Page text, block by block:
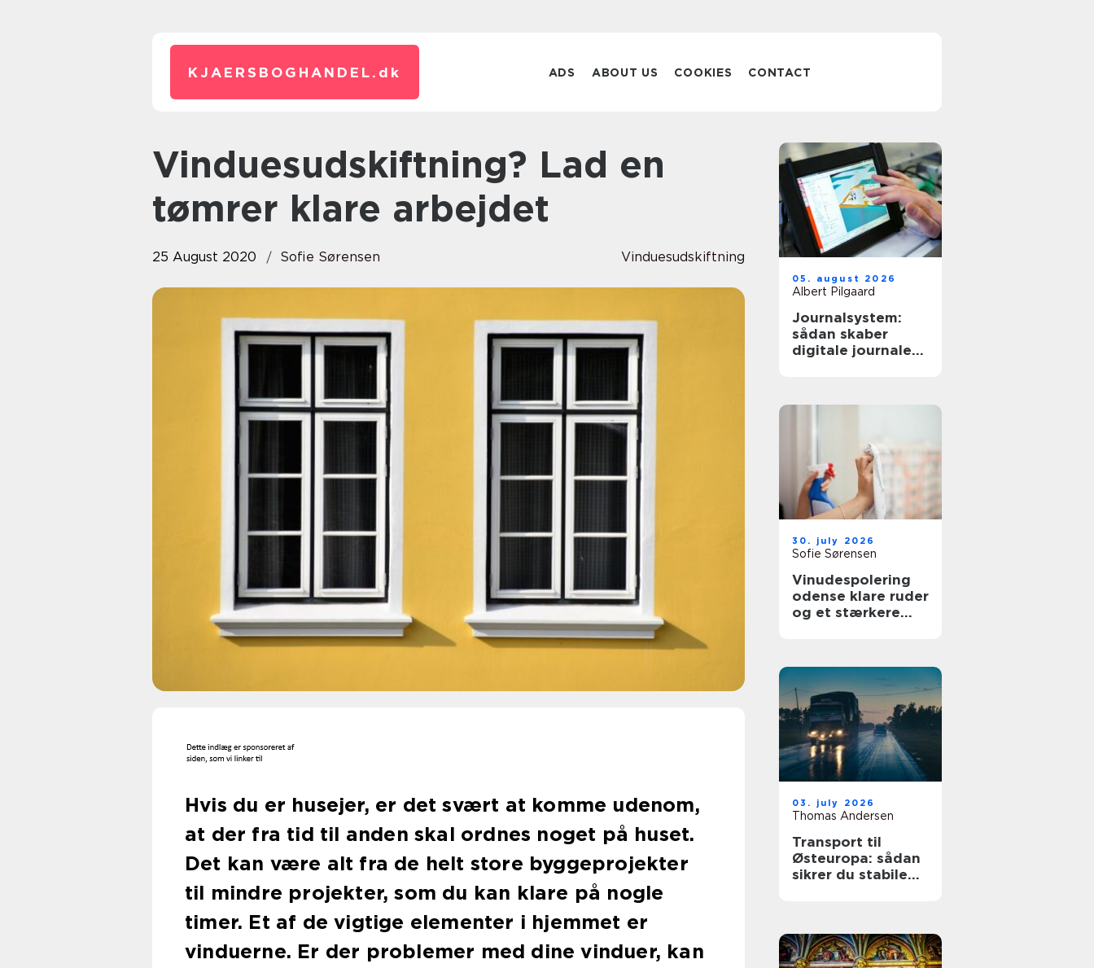
KJAERSBOGHANDEL. dk ADS ABOUT US COOKIES CONTACT
Vinduesudskiftning? Lad en
tømrer klare arbejdet
25 August 2020 Sofie Sørensen Vinduesudskiftning
Hvis du er husejer, er det svært at komme udenom,
at der fra tid til anden skal ordnes noget på huset.
Det kan være alt fra de helt store byggeprojekter
til mindre projekter, som du kan klare på nogle
timer. Et af de vigtige elementer i hjemmet er
vinduerne. Er der problemer med dine vinduer, kan
05. august 2026
Albert Pilgaard
Journalsystem:
sådan skaber
digitale journaler
30. july 2026
Sofie Sørensen
Vinudespolering
odense klare ruder
og et stærkere
03. july 2026
Thomas Andersen
Transport til
Østeuropa: sådan
sikrer du stabile